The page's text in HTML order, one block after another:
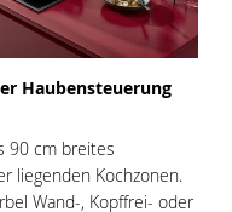
Haubensteuerung
90 cm breites
liegenden Kochzonen.
Wand-, Kopffrei- oder